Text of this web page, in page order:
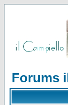
Forums